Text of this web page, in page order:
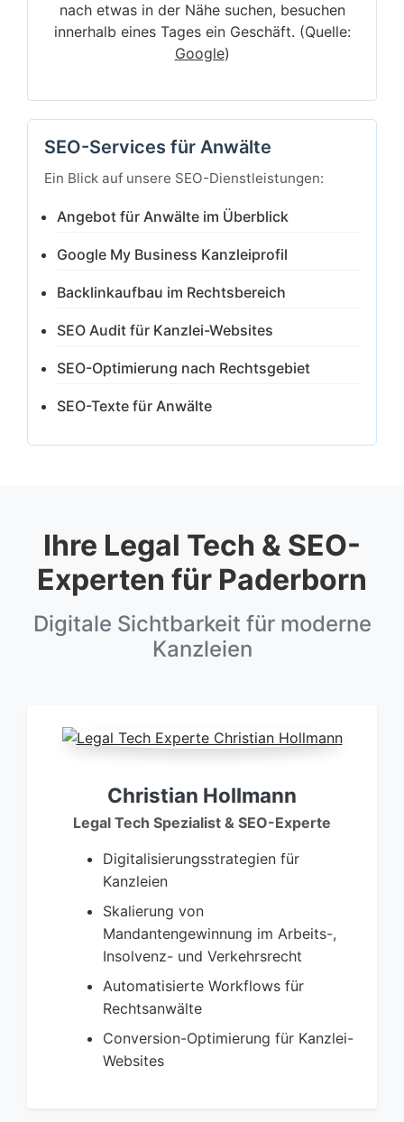
nach etwas in der Nähe suchen, besuchen
innerhalb eines Tages ein Geschäft. (Quelle:
Google)
SEO-Services für Anwälte
Ein Blick auf unsere SEO-Dienstleistungen:
Angebot für Anwälte im Überblick
Google My Business Kanzleiprofil
Backlinkaufbau im Rechtsbereich
SEO Audit für Kanzlei-Websites
SEO-Optimierung nach Rechtsgebiet
SEO-Texte für Anwälte
Ihre Legal Tech & SEO-
Experten für Paderborn
Digitale Sichtbarkeit für moderne
Kanzleien
Christian Hollmann
Legal Tech Spezialist & SEO-Experte
Digitalisierungsstrategien für
Kanzleien
Skalierung von
Mandantengewinnung im Arbeits-,
Insolvenz- und Verkehrsrecht
Automatisierte Workflows für
Rechtsanwälte
Conversion-Optimierung für Kanzlei-
Websites